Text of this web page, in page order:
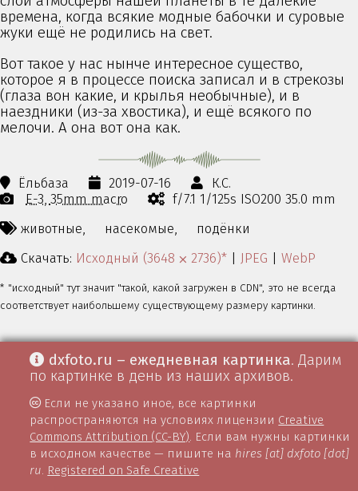
времена, когда всякие модные бабочки и суровые
жуки ещё не родились на свет.
Вот такое у нас нынче интересное существо,
которое я в процессе поиска записал и в стрекозы
(глаза вон какие, и крылья необычные), и в
наездники (из-за хвостика), и ещё всякого по
мелочи. А она вот она как.
Ёльбаза 2019-07-16
К.С.
E-3 35mm macro
f/7.1 1/125s ISO200 35.0 mm
животные,
насекомые,
подёнки
Скачать: Исходный (3648 ⨉ 2736)* | JPEG | WebP
* "исходный" тут значит "такой, какой загружен в CDN", это не всегда
соответствует наибольшему существующему размеру картинки.
dxfoto.ru – ежедневная картинка. Дарим
по картинке в день из наших архивов.
Если не указано иное, все картинки
распространяются на условиях лицензии Creative
Commons Attribution (CC-BY). Если вам нужны картинки
в исходном качестве — пишите на hires [at] dxfoto [dot]
ru. Registered on Safe Creative